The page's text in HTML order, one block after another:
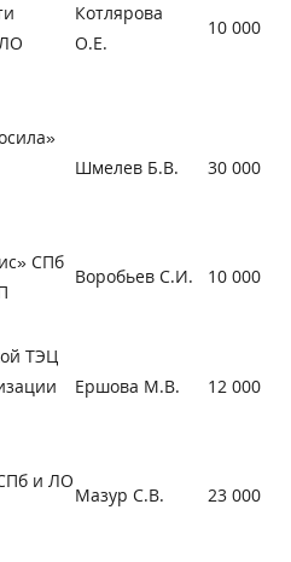
Котлярова
О.Е.
10 000
Шмелев Б.В. 30 000
СПб
Воробьев С.И. 10 000
ТЭЦ
Ершова М.В. 12 000
и ЛО
Мазур С.В. 23 000